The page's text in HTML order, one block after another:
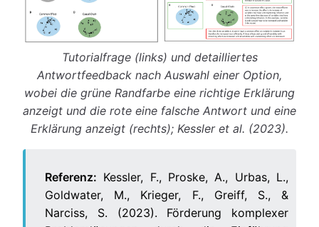
Tutorialfrage (links) und detailliertes
Antwortfeedback nach Auswahl einer Option,
wobei die grüne Randfarbe eine richtige Erklärung
anzeigt und die rote eine falsche Antwort und eine
Erklärung anzeigt (rechts); Kessler et al. (2023).
Referenz: Kessler, F., Proske, A., Urbas, L.,
Goldwater, M., Krieger, F., Greiff, S., &
Narciss, S. (2023). Förderung komplexer